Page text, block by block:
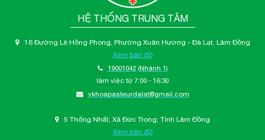
HỆ THỐNG TRUNG TÂM
16 Đường Lê Hồng Phong, Phường Xuân Hương - Đà Lạt, Lâm Đồng
Xem bản đồ
19001042 (Nhánh 1)
làm việc từ 7:00 - 16:30
ykhoapasteurdalat@gmail.com
5 Thống Nhất; Xã Đức Trọng; Tỉnh Lâm Đồng
Xem bản đồ